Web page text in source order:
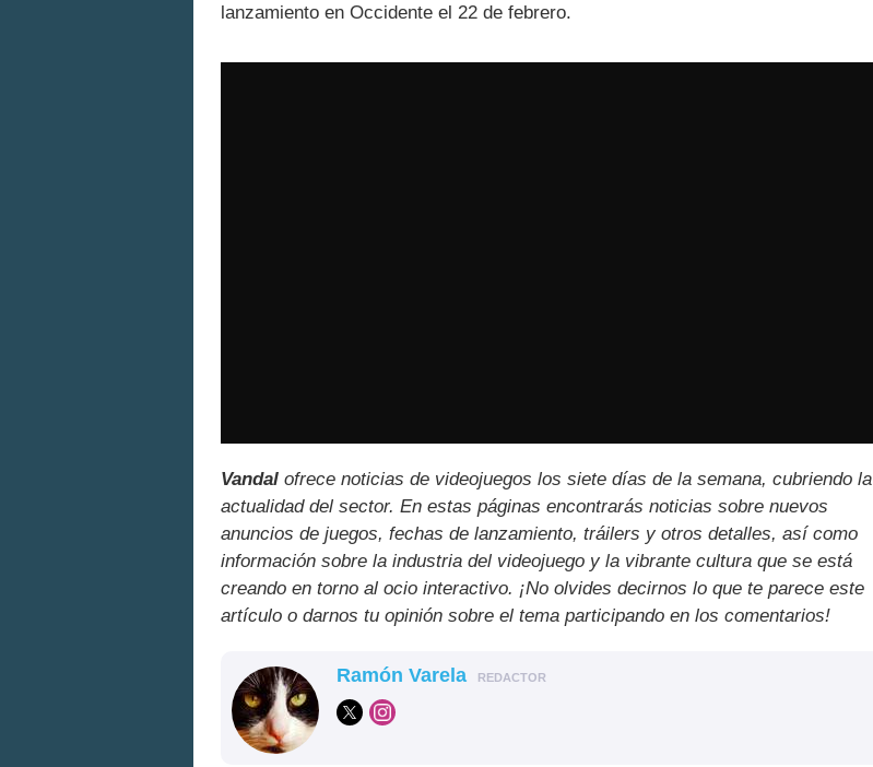
lanzamiento en Occidente el 22 de febrero.
Vandal ofrece noticias de videojuegos los siete días de la semana, cubriendo la
actualidad del sector. En estas páginas encontrarás noticias sobre nuevos
anuncios de juegos, fechas de lanzamiento, tráilers y otros detalles, así como
información sobre la industria del videojuego y la vibrante cultura que se está
creando en torno al ocio interactivo. ¡No olvides decirnos lo que te parece este
artículo o darnos tu opinión sobre el tema participando en los comentarios!
Ramón Varela REDACTOR